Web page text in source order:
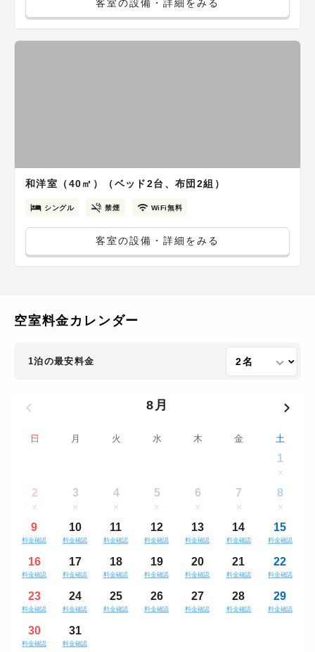
客室の設備・詳細をみる
和洋室（40㎡）（ベッド2台、布団2組）
シングル 禁煙 WiFi無料
客室の設備・詳細をみる
空室料金カレンダー
1泊の最安料金
8月
日 月 火 水 木 金 土
1
2 3 4 5 6 7 8
9
料金確認
10
料金確認
11
料金確認
12
料金確認
13
料金確認
14
料金確認
15
料金確認
16
料金確認
17
料金確認
18
料金確認
19
料金確認
20
料金確認
21
料金確認
22
料金確認
23
料金確認
24
料金確認
25
料金確認
26
料金確認
27
料金確認
28
料金確認
29
料金確認
30
料金確認
31
料金確認